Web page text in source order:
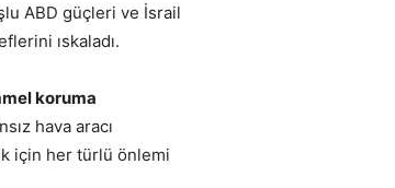
ABD güçleri ve İsrail
ıskaladı.
koruma
hava aracı
için her türlü önlemi